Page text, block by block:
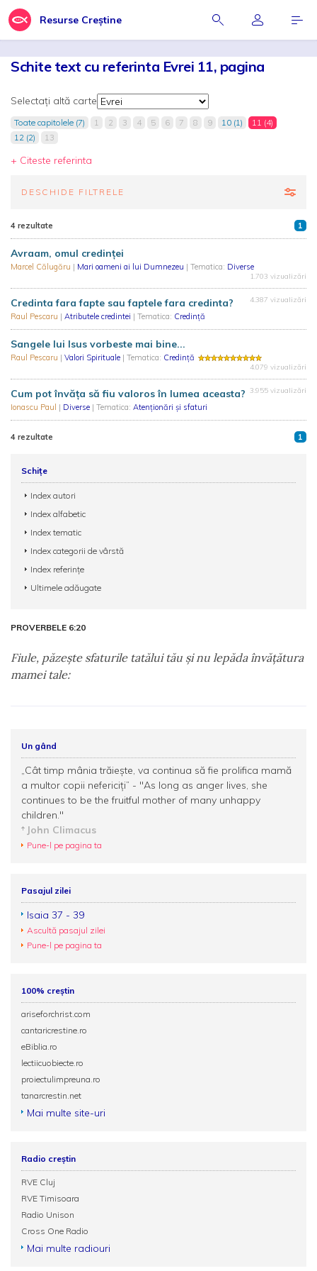
Resurse Creștine
Schite text cu referinta Evrei 11, pagina
Selectați altă carte
Toate capitolele (7) 1 2 3 4 5 6 7 8 9 10 (1)
11 (4)
12 (2)
13
+ Citeste referinta
DESCHIDE FILTRELE
4 rezultate 1
Avraam, omul credinței
Marcel Călugăru | Mari oameni ai lui Dumnezeu | Tematica: Diverse
1.703 vizualizări
Credinta fara fapte sau faptele fara credinta?
Raul Pescaru | Atributele credintei | Tematica: Credință
4.387 vizualizări
Sangele lui Isus vorbeste mai bine...
Raul Pescaru | Valori Spirituale | Tematica: Credință
4.079 vizualizări
Cum pot învăța să fiu valoros în lumea aceasta?
Ionascu Paul | Diverse | Tematica: Atenționări și sfaturi
3.955 vizualizări
4 rezultate 1
Schițe
Index autori
Index alfabetic
Index tematic
Index categorii de vârstă
Index referințe
Ultimele adăugate
PROVERBELE 6:20
Fiule, păzeşte sfaturile tatălui tău şi nu lepăda învăţătura
mamei tale:
Un gând
„Cât timp mânia trăiește, va continua să fie prolifica mamă
a multor copii nefericiți” - "As long as anger lives, she
continues to be the fruitful mother of many unhappy
children."
John Climacus
Pune-l pe pagina ta
Pasajul zilei
Isaia 37 - 39
Ascultă pasajul zilei
Pune-l pe pagina ta
100% creștin
ariseforchrist.com
cantaricrestine.ro
eBiblia.ro
lectiicuobiecte.ro
proiectulimpreuna.ro
tanarcrestin.net
Mai multe site-uri
Radio creștin
RVE Cluj
RVE Timisoara
Radio Unison
Cross One Radio
Mai multe radiouri